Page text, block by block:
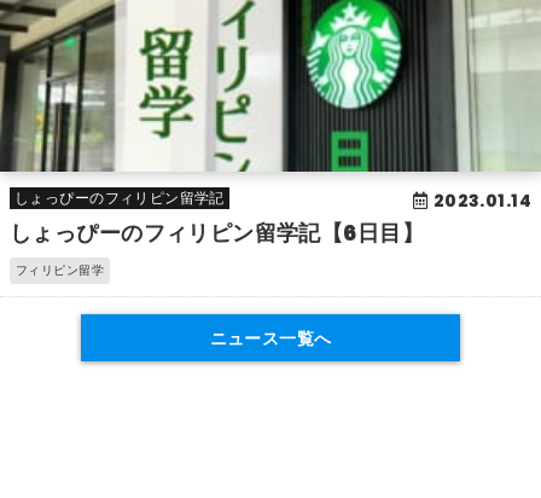
しょっぴーのフィリピン留学記 2023.01.14
しょっぴーのフィリピン留学記【6日目】
フィリピン留学
ニュース一覧へ